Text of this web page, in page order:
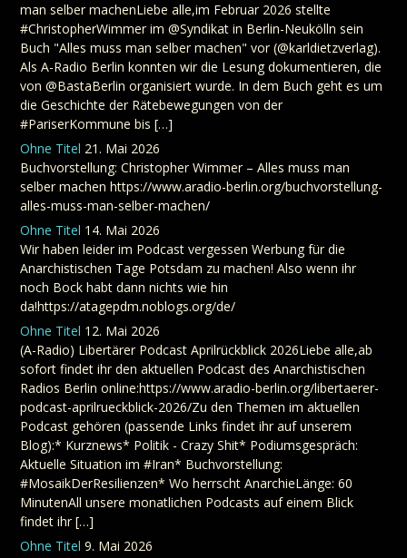
man selber machenLiebe alle,im Februar 2026 stellte
#ChristopherWimmer im @Syndikat in Berlin-Neukölln sein
Buch "Alles muss man selber machen" vor (@karldietzverlag).
Als A-Radio Berlin konnten wir die Lesung dokumentieren, die
von @BastaBerlin organisiert wurde. In dem Buch geht es um
die Geschichte der Rätebewegungen von der
#PariserKommune bis […]
Ohne Titel 21. Mai 2026
Buchvorstellung: Christopher Wimmer – Alles muss man
selber machen https://www.aradio-berlin.org/buchvorstellung-
alles-muss-man-selber-machen/
Ohne Titel 14. Mai 2026
Wir haben leider im Podcast vergessen Werbung für die
Anarchistischen Tage Potsdam zu machen! Also wenn ihr
noch Bock habt dann nichts wie hin
da!https://atagepdm.noblogs.org/de/
Ohne Titel 12. Mai 2026
(A-Radio) Libertärer Podcast Aprilrückblick 2026Liebe alle,ab
sofort findet ihr den aktuellen Podcast des Anarchistischen
Radios Berlin online:https://www.aradio-berlin.org/libertaerer-
podcast-aprilrueckblick-2026/Zu den Themen im aktuellen
Podcast gehören (passende Links findet ihr auf unserem
Blog):* Kurznews* Politik - Crazy Shit* Podiumsgespräch:
Aktuelle Situation im #Iran* Buchvorstellung:
#MosaikDerResilienzen* Wo herrscht AnarchieLänge: 60
MinutenAll unsere monatlichen Podcasts auf einem Blick
findet ihr […]
Ohne Titel 9. Mai 2026